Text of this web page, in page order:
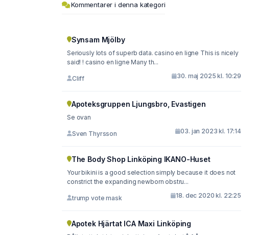
Kommentarer i denna kategori
Synsam Mjölby
Seriously lots of superb data. casino en ligne This is nicely
said! ! casino en ligne Many th...
Cliff 30. maj 2025 kl. 10:29
Apoteksgruppen Ljungsbro, Evastigen
Se ovan
Sven Thyrsson 03. jan 2023 kl. 17:14
The Body Shop Linköping IKANO-Huset
Your bikini is a good selection simply because it does not
constrict the expanding newborn obstru...
trump vote mask 18. dec 2020 kl. 22:25
Apotek Hjärtat ICA Maxi Linköping